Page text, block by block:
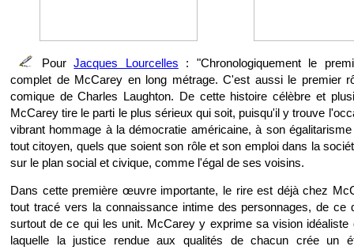
PourJacques Lourcelles : "Chronologiquement le
complet de McCarey en long métrage. C'est aussi le premier
comique de Charles Laughton. De cette histoire célèbre et
McCarey tire le parti le plus sérieux qui soit, puisqu'il y trouve
vibrant hommage à la démocratie américaine, à son
tout citoyen, quels que soient son rôle et son emploi dans la
sur le plan social et civique, comme l'égal de ses voisins.
Dans cette première œuvre importante, le rire est déjà chez
tout tracé vers la connaissance intime des personnages, de ce
surtout de ce qui les unit. McCarey y exprime sa vision idéaliste
laquelle la justice rendue aux qualités de chacun crée un